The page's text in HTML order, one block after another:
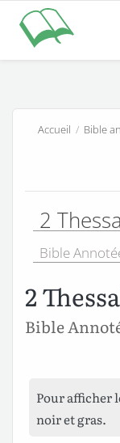
Accueil / Bible
2
Bible
2
Bible
Pour afficher
noir et gras.